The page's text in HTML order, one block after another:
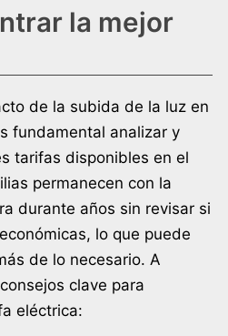
la mejor
de la subida de la luz en
fundamental analizar y
tarifas disponibles en el
permanecen con la
durante años sin revisar si
lo que puede
de lo necesario. A
clave para
eléctrica: